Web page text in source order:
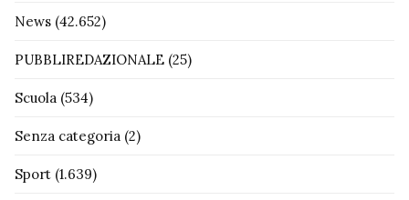
News (42.652)
PUBBLIREDAZIONALE (25)
Scuola (534)
Senza categoria (2)
Sport (1.639)